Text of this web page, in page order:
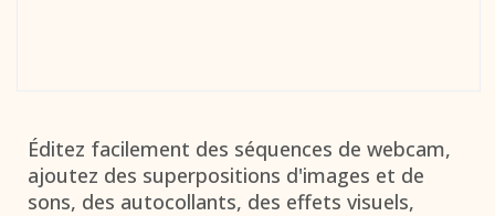
Éditez facilement des séquences de webcam,
ajoutez des superpositions d'images et de
sons, des autocollants, des effets visuels,